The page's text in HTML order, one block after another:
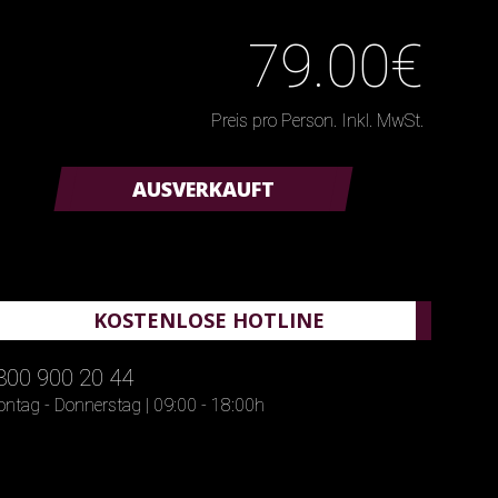
79.00€
Preis pro Person. Inkl. MwSt.
AUSVERKAUFT
KOSTENLOSE HOTLINE
900 20 44
- Donnerstag | 09:00 - 18:00h